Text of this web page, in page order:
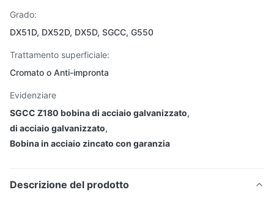
Grado:
DX51D, DX52D, DX5D, SGCC, G550
Trattamento superficiale:
Cromato o Anti-impronta
Evidenziare
SGCC Z180 bobina di acciaio galvanizzato,
di acciaio galvanizzato,
Bobina in acciaio zincato con garanzia
Descrizione del prodotto